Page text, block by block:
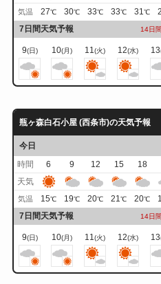
気温 27℃ 30℃ 33℃ 33℃ 31℃
7日間天気予報 14日
9(日) 10(月) 11 (火) 12(水) 13
瓶ヶ森白石小屋 (西条市)の天気予報
今日
時間
6 9 12 15 18
天気
気温 15℃ 19℃ 20℃ 21℃ 20℃
7日間天気予報 14日
9(日) 10(月) 11(火) 12(水) 13